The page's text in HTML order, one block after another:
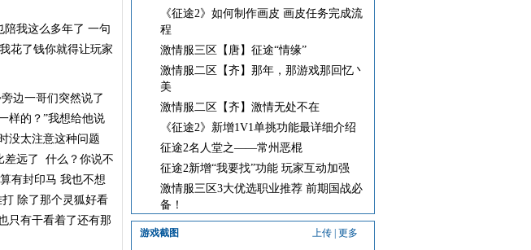
陪我这么多年了 一句
花了钱你就得让玩家
边一哥们突然说了
样的？”我想给他说
没太注意这种问题
差远了 什么？你说不
有封印马 我也不想
除了那个灵狐好看
只有干看着了还有那
《征途2》如何制作画皮 画皮任务完成流
程
激情服三区【唐】征途“情缘”
激情服二区【齐】那年，那游戏那回忆丶
美
激情服二区【齐】激情无处不在
《征途2》新增1V1单挑功能最详细介绍
征途2名人堂之——常州恶棍
征途2新增“我要找”功能 玩家互动加强
激情服三区3大优选职业推荐 前期国战必
备！
上传 更多
游戏截图